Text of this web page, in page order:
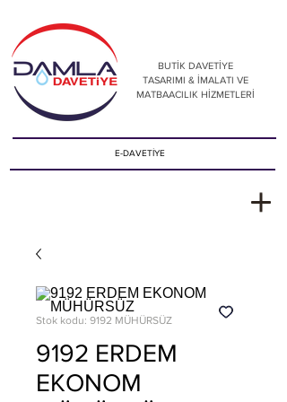
BUTİK DAVETİYE
TASARIMI & İMALATI VE
MATBAACILIK HİZMETLERİ
E-DAVETİYE
Stok kodu: 9192 MÜHÜRSÜZ
9192 ERDEM
EKONOM